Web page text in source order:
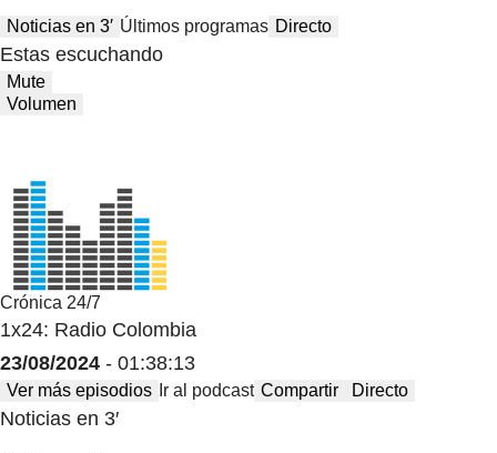
Noticias en 3′ Últimos programas Directo
Estas escuchando
Mute
Volumen
Crónica 24/7
1x24: Radio Colombia
23/08/2024 - 01:38:13
Ver más episodios Ir al podcast Compartir Directo
Noticias en 3′